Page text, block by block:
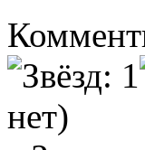
нет)